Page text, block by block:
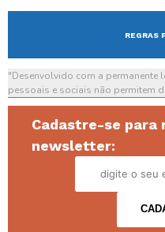
REGRAS
"Desenvolvido com a permanente
pessoais e sociais não permitem
Cadastre-se para
newsletter: